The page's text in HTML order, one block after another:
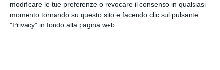
modificare le tue preferenze o revocare il consenso in qualsiasi
momento tornando su questo sito e facendo clic sul pulsante
"Privacy" in fondo alla pagina web.
Come documentato dalle immagini riprese da alcune
telecamere di sicurezza della farmacia, l'uomo, dopo aver